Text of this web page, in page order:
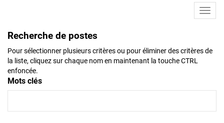
Recherche de postes
Pour sélectionner plusieurs critères ou pour éliminer des critères de
la liste, cliquez sur chaque nom en maintenant la touche CTRL
enfoncée.
Mots clés